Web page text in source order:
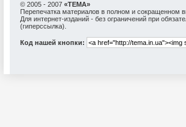
© 2005 - 2007 «ТЕМА»
Перепечатка материалов в полном и сокращенном
Для интернет-изданий - без ограничений при
(гиперссылка).
Код нашей кнопки: